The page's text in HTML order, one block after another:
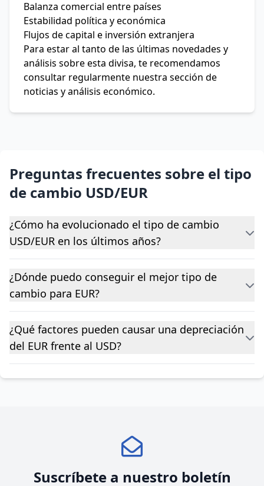
Balanza comercial entre países
Estabilidad política y económica
Flujos de capital e inversión extranjera
Para estar al tanto de las últimas novedades y
análisis sobre esta divisa, te recomendamos
consultar regularmente nuestra sección de
noticias y análisis económico.
Preguntas frecuentes sobre el tipo
de cambio USD/EUR
¿Cómo ha evolucionado el tipo de cambio
USD/EUR en los últimos años?
¿Dónde puedo conseguir el mejor tipo de
cambio para EUR?
¿Qué factores pueden causar una depreciación
del EUR frente al USD?
Suscríbete a nuestro boletín